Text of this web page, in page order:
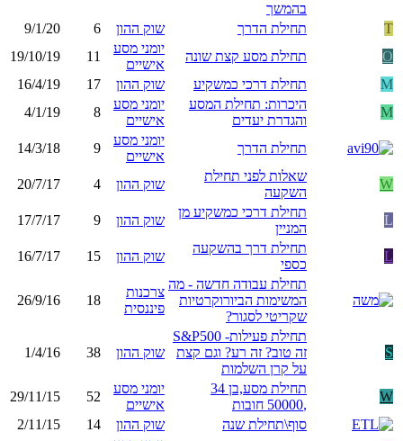
בהמשך
T תחילת הדרך שוק ההון 6
9/1/20
O
תחילת מסע קצת שונה
יומני מסע
אישיים
11
19/10/19
M
תחילת דרכי כמשקיע שוק ההון 17
16/4/19
M
היכרות: תחילת המסע
והגדרת יעדים
יומני מסע
אישיים
8
4/1/19
תחילת הדרך
יומני מסע
אישיים
9
14/3/18
W
שאלות לפני תחילת
השקעה
שוק ההון 4
20/7/17
L
תחילת דרכי כמשקיע מן
המניין
שוק ההון 9
17/7/17
L
תחילת דרך בהשקעה
כספי
שוק ההון 15
16/7/17
תחילת עבודה חדשה - מה
המשימות הביורוקרטיות
שקריטי לסגור?
צרכנות
פיננסית
18
26/9/16
S
תחילת פעילות- S&P500
זה טוב? זה רע? וגם קצת
על קרן השלמות
שוק ההון 38
1/4/16
W
תחילת מסע,בן 34
,50000 חובות
יומני מסע
אישיים
52
29/11/15
סוף\תחילת שנה
שוק ההון 14
2/11/15